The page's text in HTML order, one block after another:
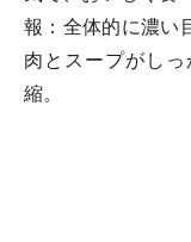
報：全体的に濃い
肉とスープがし
縮。